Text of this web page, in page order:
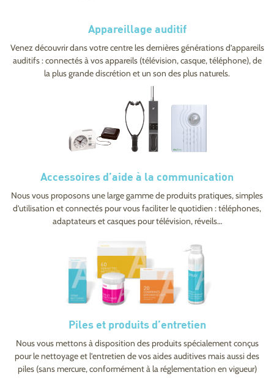
Appareillage auditif
Venez découvrir dans votre centre les dernières générations d’appareils
auditifs : connectés à vos appareils (télévision, casque, téléphone), de
la plus grande discrétion et un son des plus naturels.
Accessoires d’aide à la communication
Nous vous proposons une large gamme de produits pratiques, simples
d’utilisation et connectés pour vous faciliter le quotidien : téléphones,
adaptateurs et casques pour télévision, réveils…
Piles et produits d’entretien
Nous vous mettons à disposition des produits spécialement conçus
pour le nettoyage et l’entretien de vos aides auditives mais aussi des
piles (sans mercure, conformément à la réglementation en vigueur)